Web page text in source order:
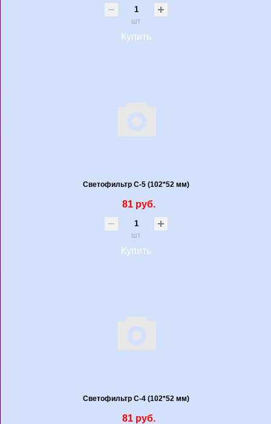
шт
Купить
Светофильтр С-5 (102*52 мм)
81 руб.
шт
Купить
Светофильтр С-4 (102*52 мм)
81 руб.